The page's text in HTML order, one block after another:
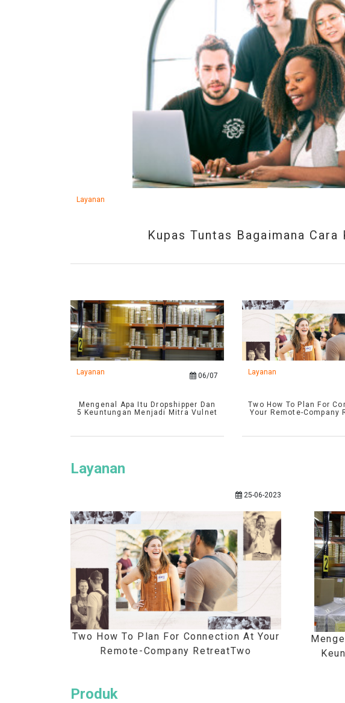
Layanan
Kupas Tuntas Bagaimana
Layanan 06/07
Mengenal Apa Itu Dropshipper Dan
5 Keuntungan Menjadi Mitra Vulnet
Layanan
Two How To Plan For
Your Remote-Company
Layanan
25-06-2023
Two How To Plan For Connection At Your
Remote-Company RetreatTwo
Produk